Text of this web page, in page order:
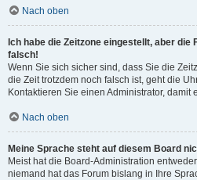
Nach oben
Ich habe die Zeitzone eingestellt, aber
falsch!
Wenn Sie sich sicher sind, dass Sie die
die Zeit trotzdem noch falsch ist, geht die
Kontaktieren Sie einen Administrator, damit
Nach oben
Meine Sprache steht auf diesem Board
Meist hat die Board-Administration
niemand hat das Forum bislang in Ihre